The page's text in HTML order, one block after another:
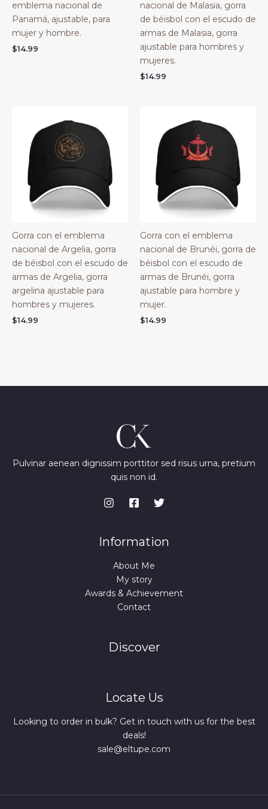
emblema nacional de
Panamá, ajustable, para
mujer y hombre.
$14.99
nacional de Malasia, gorra
de béisbol con el escudo de
armas de Malasia, gorra
ajustable para hombres y
mujeres.
$14.99
Gorra con el emblema
nacional de Argelia, gorra
de béisbol con el escudo de
armas de Argelia, gorra
argelina ajustable para
hombres y mujeres.
$14.99
Gorra con el emblema
nacional de Brunéi, gorra de
béisbol con el escudo de
armas de Brunéi, gorra
ajustable para hombre y
mujer.
$14.99
Pulvinar aenean dignissim porttitor sed risus urna, pretium
quis non id.
Information
About Me
My story
Awards & Achievement
Contact
Discover
Locate Us
Looking to order in bulk? Get in touch with us for the best
deals!
sale@eltupe.com